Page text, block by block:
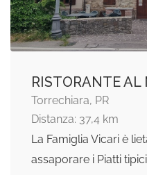
RISTORANTE AL
Torrechiara, PR
Distanza: 37,4 km
La Famiglia Vicari è
assaporare i Piatti